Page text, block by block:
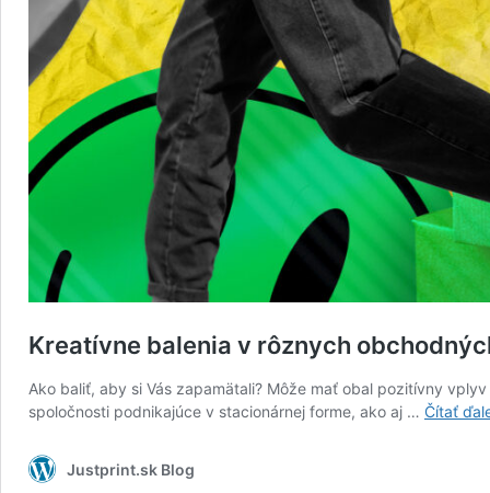
Kreatívne balenia v rôznych
Ako baliť, aby si Vás zapamätali? Môže mať obal pozitívny
spoločnosti podnikajúce v stacionárnej forme, ako aj … Čítať
Justprint.sk Blog